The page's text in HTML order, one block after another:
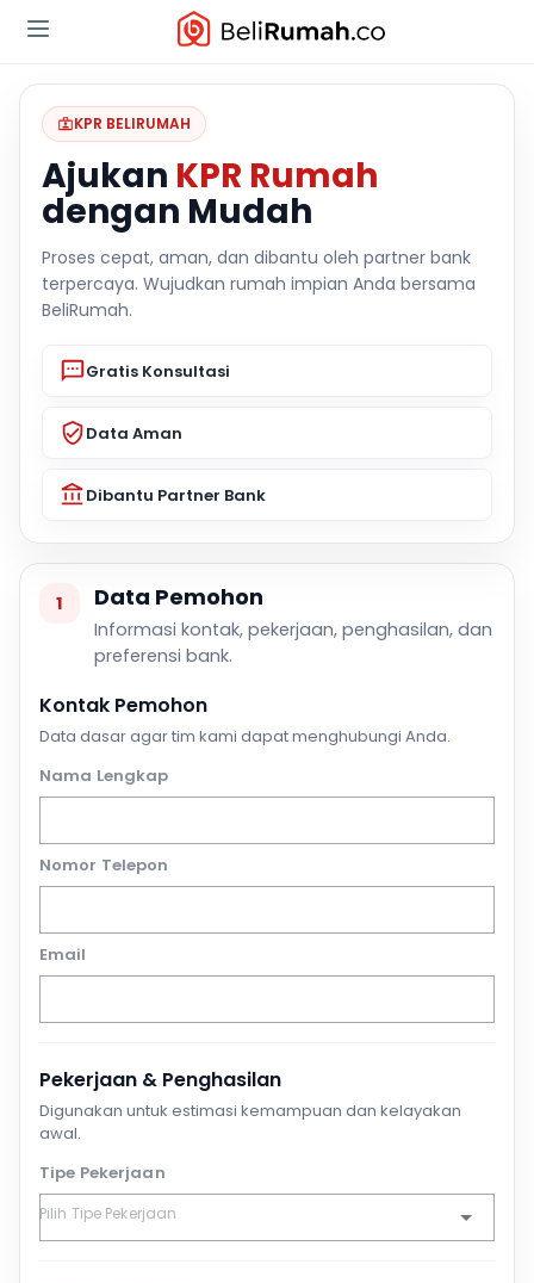
KPR BELIRUMAH
Ajukan KPR Rumah
dengan Mudah
Proses cepat, aman, dan dibantu oleh partner bank
terpercaya. Wujudkan rumah impian Anda bersama
BeliRumah.
Gratis Konsultasi
Data Aman
Dibantu Partner Bank
1 Data Pemohon
Informasi kontak, pekerjaan, penghasilan, dan
preferensi bank.
Kontak Pemohon
Data dasar agar tim kami dapat menghubungi Anda.
Nama Lengkap
Nomor Telepon
Email
Pekerjaan & Penghasilan
Digunakan untuk estimasi kemampuan dan kelayakan
awal.
Tipe Pekerjaan